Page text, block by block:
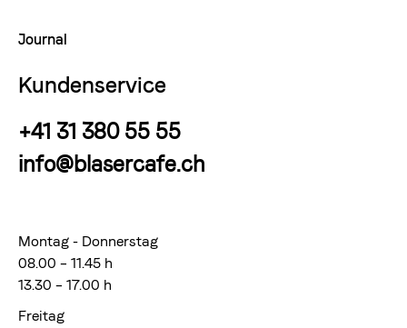
Journal
Kundenservice
+41 31 380 55 55
info@blasercafe.ch
Montag - Donnerstag
08.00 – 11.45 h
13.30 – 17.00 h
Freitag